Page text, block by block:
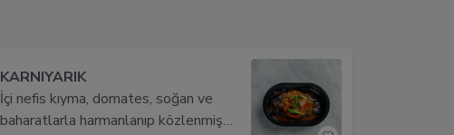
KARNIYARIK
İçi nefis kıyma, domates, soğan ve
baharatlarla harmanlanıp közlenmiş